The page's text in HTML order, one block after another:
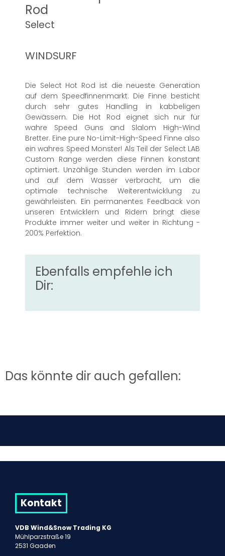
Rod
Select
WINDSURF
Die Select Hot Rod ist die neueste Generation
auf dem Speedfinnenmarkt. Die Finne besticht
durch sehr gutes Handling in kabbeligen
Gewässern. Die Hot Rod eignet sich nur für
wahre Speed Guns and Slalom High-Wind
Bretter. Eine pure No-Limit-High-Speed Finne also
ein wahres Speed Monster! Als Teil der Select LAB
Custom Range werden diese Finnen konstant
optimiert. Unzählige Stunden werden im Labor
und auf dem Wasser verbracht, um die
optimale technische Weiterentwicklung zu
gewährleisten. Ein permanentes Feedback von
unseren Entwicklern und Ridern bringt diese
Produkte immer weiter und weiter in Richtung -
200% Perfektion.
Ebenfalls empfehle ich
Dir:
Das könnte dir auch gefallen:
Kontakt
VDB Wind&Snow Trading KG
Mühlparzstraße 19
2531 Gaaden